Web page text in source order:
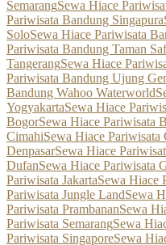
SemarangSewa Hiace
Pariwisata Bandung Singapura
SoloSewa Hiace Pariwisata
Pariwisata Bandung Taman
TangerangSewa Hiace
Pariwisata Bandung Ujung
Bandung Wahoo Waterworld
YogyakartaSewa Hiace
BogorSewa Hiace Pariwisata
CimahiSewa Hiace Pariwisata
DenpasarSewa Hiace
DufanSewa Hiace Pariwisata
Pariwisata JakartaSewa Hiace
Pariwisata Jungle LandSewa
Pariwisata PrambananSewa
Pariwisata SemarangSewa
Pariwisata SingaporeSewa